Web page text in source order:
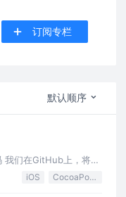
订阅专栏
默认顺序
我们在GitHub上，将
iOS CocoaPods